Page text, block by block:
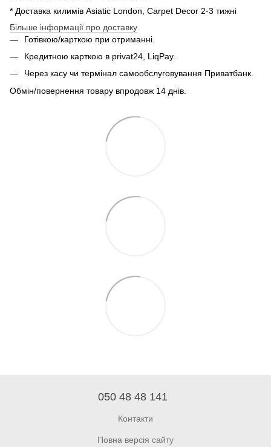
* Доставка килимів Asiatic London, Carpet Decor 2-3 тижні
Більше інформації про доставку
Готівкою/карткою при отриманні.
Кредитною карткою в privat24, LiqPay.
Через касу чи термінал самообслуговування Приватбанк.
Обмін/повернення товару впродовж 14 днів.
050 48 48 141
Контакти
Повна версія сайту